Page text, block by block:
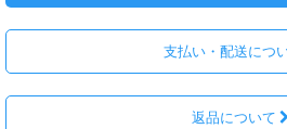
支払い・配送につ
返品について